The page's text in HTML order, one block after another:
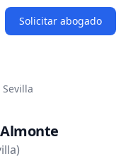
Solicitar abogado
Sevilla